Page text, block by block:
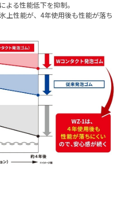
よる性能低下を抑制。
上性能が、 4年使用後も性能が落ち